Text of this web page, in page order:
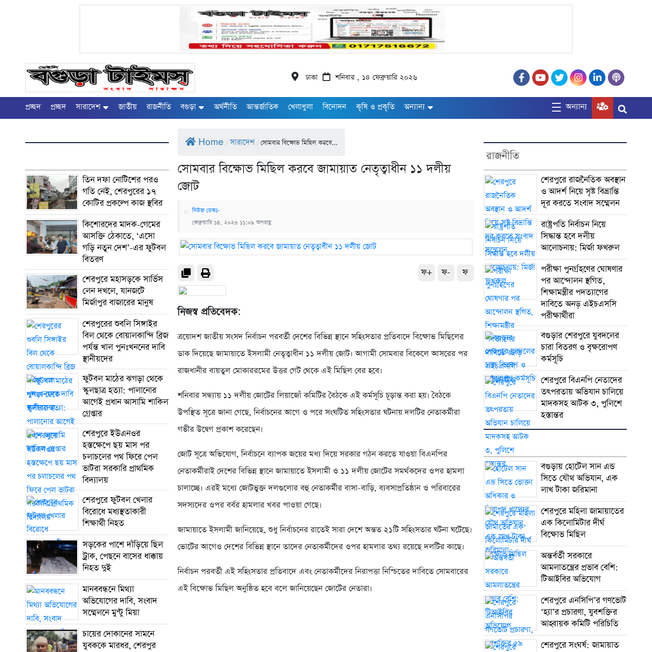
ঢাকা শনিবার , ১৪ ফেব্রুয়ারি ২০২৬
প্রচ্ছদ প্রচ্ছদ সারাদেশ জাতীয় রাজনীতি বগুড়া অর্থনীতি আন্তর্জাতিক খেলাধুলা বিনোদন কৃষি ও প্রকৃতি অন্যান্য অন্যান্য
তিন দফা নোটিশের পরও
গতি নেই, শেরপুরের ১৭
কোটির প্রকল্পে কাজ স্থবির
কিশোরদের মাদক-গেমের
আসক্তি ঠেকাতে, ‘এসো
গড়ি নতুন দেশ’-এর ফুটবল
বিতরণ
শেরপুরে মহাসড়কে সার্ভিস
লেন দখলে, যানজটে
মির্জাপুর বাজারের মানুষ
শেরপুরের শুবলি সিঙ্গাইর
বিল থেকে বোয়ালকান্দি ব্রিজ
পর্যন্ত খাল পুনঃখননের দাবি
স্থানীয়দের
ফুটবল মাঠের ঝগড়া থেকে
স্কুলছাত্র হত্যা: পালানোর
আগেই প্রধান আসামি শাকিল
গ্রেপ্তার
শেরপুরে ইউএনওর
হস্তক্ষেপে ছয় মাস পর
চলাচলের পথ ফিরে পেল
ভাটরা সরকারি প্রাথমিক
বিদ্যালয়
শেরপুরে ফুটবল খেলার
বিরোধে মধ্যস্থতাকারী
শিক্ষার্থী নিহত
সড়কের পাশে দাঁড়িয়ে ছিল
ট্রাক, পেছনে বাসের ধাক্কায়
নিহত দুই
মানববন্ধনে মিথ্যা
অভিযোগের দাবি, সংবাদ
সম্মেলনে মুন্টু মিয়া
চায়ের দোকানের সামনে
যুবককে মারধর, শেরপুর
Home / সারাদেশ / সোমবার বিক্ষোভ মিছিল করবে...
সোমবার বিক্ষোভ মিছিল করবে জামায়াত নেতৃত্বাধীন ১১ দলীয়
জোট
নিউজ ডেস্কঃ-
ফেব্রুয়ারি ১৪, ২০২৬ ১১:০৯ অপরাহ্ণ
ফ+ ফ- ফ
নিজস্ব প্রতিবেদক:
ত্রয়োদশ জাতীয় সংসদ নির্বাচন পরবর্তী দেশের বিভিন্ন স্থানে সহিংসতার প্রতিবাদে বিক্ষোভ মিছিলের
ডাক দিয়েছে জামায়াতে ইসলামী নেতৃত্বাধীন ১১ দলীয় জোট। আগামী সোমবার বিকেলে আসরের পর
রাজধানীর বায়তুল মোকাররমের উত্তর গেট থেকে এই মিছিল বের হবে।
শনিবার সন্ধ্যায় ১১ দলীয় জোটের লিয়াজোঁ কমিটির বৈঠকে এই কর্মসূচি চূড়ান্ত করা হয়। বৈঠকে
উপস্থিত সূত্রে জানা গেছে, নির্বাচনের আগে ও পরে সংঘটিত সহিংসতার ঘটনায় দলটির নেতাকর্মীরা
গভীর উদ্বেগ প্রকাশ করেছেন।
জোট সূত্রে অভিযোগ, নির্বাচনে ব্যাপক জয়ের মধ্য দিয়ে সরকার গঠন করতে যাওয়া বিএনপির
নেতাকর্মীরাই দেশের বিভিন্ন স্থানে জামায়াতে ইসলামী ও ১১ দলীয় জোটের সমর্থকদের ওপর হামলা
চালাচ্ছে। এরই মধ্যে জোটভুক্ত দলগুলোর বহু নেতাকর্মীর বাসা-বাড়ি, ব্যবসাপ্রতিষ্ঠান ও পরিবারের
সদস্যদের ওপর বর্বর হামলার খবর পাওয়া গেছে।
জামায়াতে ইসলামী জানিয়েছে, শুধু নির্বাচনের রাতেই সারা দেশে অন্তত ২১টি সহিংসতার ঘটনা ঘটেছে।
ভোটের আগেও দেশের বিভিন্ন স্থানে তাদের নেতাকর্মীদের ওপর হামলার তথ্য রয়েছে দলটির কাছে।
নির্বাচন পরবর্তী এই সহিংসতার প্রতিবাদে এবং নেতাকর্মীদের নিরাপত্তা নিশ্চিতের দাবিতে সোমবারের
এই বিক্ষোভ মিছিল অনুষ্ঠিত হবে বলে জানিয়েছেন জোটের নেতারা।
রাজনীতি
শেরপুরে রাজনৈতিক অবস্থান
ও আদর্শ নিয়ে সৃষ্ট বিভ্রান্তি
দূর করতে সংবাদ সম্মেলন
রাষ্ট্রপতি নির্বাচন নিয়ে
সিদ্ধান্ত হবে দলীয়
আলোচনায়: মির্জা ফখরুল
পরীক্ষা পুনর্গ্রহণের ঘোষণার
পর আন্দোলন স্থগিত,
শিক্ষামন্ত্রীর পদত্যাগের
দাবিতে অনড় এইচএসসি
পরীক্ষার্থীরা
বগুড়ার শেরপুরে যুবদলের
চারা বিতরণ ও বৃক্ষরোপণ
কর্মসূচি
শেরপুরে বিএনপি নেতাদের
তৎপরতায় অভিযান চালিয়ে
মাদকসহ আটক ৩, পুলিশে
হস্তান্তর
বগুড়ায় হোটেল সান এন্ড
সিতে যৌথ অভিযান, এক
লাখ টাকা জরিমানা
শেরপুরে মহিলা জামায়াতের
এক কিলোমিটার দীর্ঘ
বিক্ষোভ মিছিল
অন্তর্বর্তী সরকারে
আমলাতন্ত্রের প্রভাব বেশি:
টিআইবির অভিযোগ
শেরপুরে এনসিপি’র গণভোট
‘হ্যা’র প্রচারণা, যুবশক্তির
আহ্বায়ক কমিটি পরিচিতি
শেরপুরে সংঘর্ষ: জামায়াত